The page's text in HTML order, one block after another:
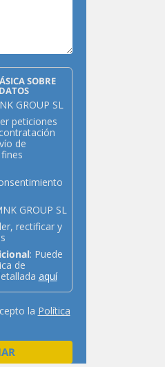
SOBRE
GROUP SL
peticiones
de
GROUP SL
rectificar y
: Puede
de
aquí
la Política